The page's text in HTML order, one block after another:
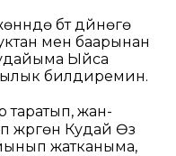
бүт дүйнөгө
мен баарынан
Ыйса
билдиремин.
таратып, жан-
Кудай Өзү
жатканыма,